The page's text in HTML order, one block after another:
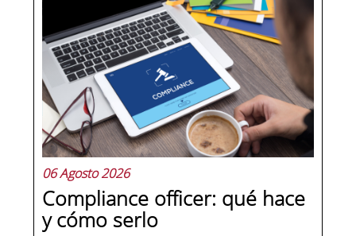
dirección y hay personas que lideran.
La diferencia no está en el cargo ni en
la antigüedad, sino en un conjunto de
competencias que se pueden
aprender, practicar y medir. Si te
preguntas qué separa a un directivo...
06 Agosto 2026
Compliance officer: qué hace
y cómo serlo